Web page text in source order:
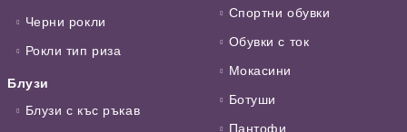
Черни рокли
Рокли тип риза
Блузи
Блузи с къс ръкав
Спортни обувки
Обувки с ток
Мокасини
Ботуши
Пантофи